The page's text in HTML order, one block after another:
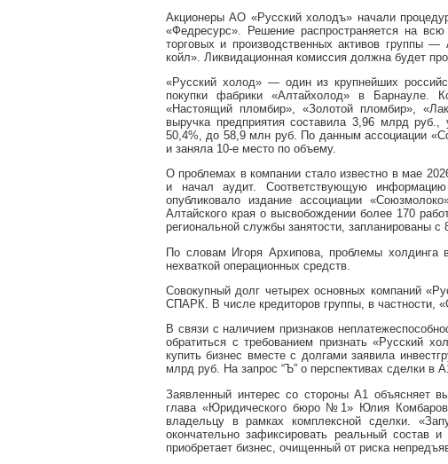
Акционеры АО «Русский холодъ» начали
«Федресурс». Решение распространяется на
торговых и производственных активов
койл». Ликвидационная комиссия должна будет
«Русский холод» — один из крупнейших
покупки фабрики «Алтайхолод» в Барнауле.
«Настоящий пломбир», «Золотой пломбир»,
выручка предприятия составила 3,96 млрд
50,4%, до 58,9 млн руб. По данным ассоциации
и заняла 10-е место по объему.
О проблемах в компании стало известно в мае
и начал аудит. Соответствующую
опубликовало издание ассоциации
Алтайского края о высвобождении более 170
региональной службы занятости, запланированы с
По словам Игоря Архипова, проблемы холдинга
нехваткой операционных средств.
Совокупный долг четырех основных компаний
СПАРК. В числе кредиторов группы, в частности,
В связи с наличием признаков
обратиться с требованием признать «Русский
купить бизнес вместе с долгами заявила
млрд руб. На запрос “Ъ” о перспективах сделки в
Заявленный интерес со стороны А1 объясняет
глава «Юридического бюро №1» Юлия
владельцу в рамках комплексной сделки.
окончательно зафиксировать реальный состав
приобретает бизнес, очищенный от риска